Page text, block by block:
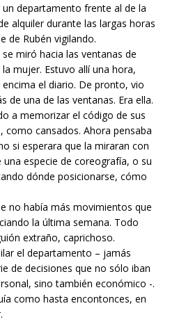
departamento frente al de la
alquiler durante las largas horas
de Rubén vigilando.
miró hacia las ventanas de
mujer. Estuvo allí una hora,
el diario. De pronto, vio
de una de las ventanas. Era ella.
a memorizar el código de sus
cansados. Ahora pensaba
si esperara que la miraran con
especie de coreografía, o su
dónde posicionarse, cómo
no había más movimientos que
la última semana. Todo
extraño, caprichoso.
el departamento – jamás
de decisiones que no sólo iban
sino también económico -.
como hasta encontonces, en